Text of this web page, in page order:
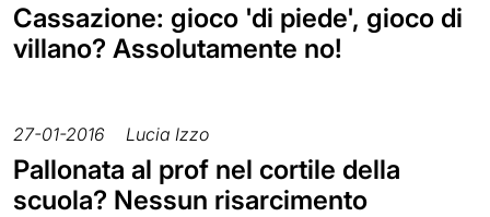
Cassazione: gioco 'di piede', gioco di
villano? Assolutamente no!
27-01-2016 Lucia Izzo
Pallonata al prof nel cortile della
scuola? Nessun risarcimento